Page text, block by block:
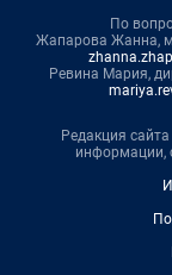
По
Жапарова Жанна,
Ревина Мария,
Редакция сайта
информации,